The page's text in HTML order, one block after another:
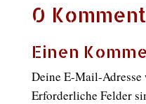
0
Einen
Deine E-Mail-
Erforderliche Felder